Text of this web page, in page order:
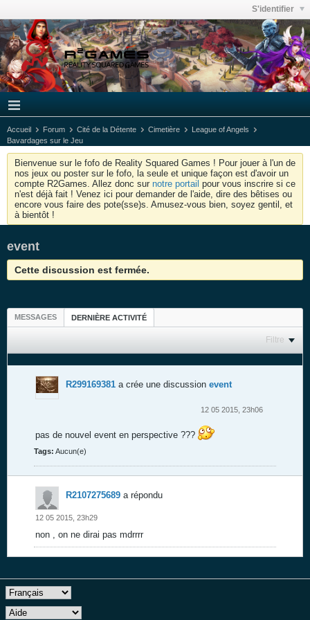
S'identifier
Accueil Forum Cité de la Détente Cimetière
League of Angels
Bavardages sur le Jeu
Bienvenue sur le fofo de Reality Squared Games ! Pour jouer à l'un de
nos jeux ou poster sur le fofo, la seule et unique façon est d'avoir un
compte R2Games. Allez donc sur notre portail pour vous inscrire si ce
n'est déjà fait ! Venez ici pour demander de l'aide, dire des bêtises ou
encore vous faire des pote(sse)s. Amusez-vous bien, soyez gentil, et
à bientôt !
event
Cette discussion est fermée.
MESSAGES DERNIÈRE ACTIVITÉ
Filtre
R299169381 a crée une discussion event
12 05 2015, 23h06
pas de nouvel event en perspective ???
Tags: Aucun(e)
R2107275689 a répondu
12 05 2015, 23h29
non , on ne dirai pas mdrrrr